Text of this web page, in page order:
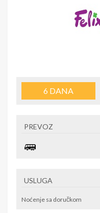
6 DANA
PREVOZ
USLUGA
Noćenje sa doručkom